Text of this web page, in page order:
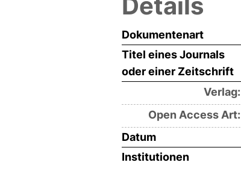
Dokumentenart
Titel eines Journals
oder einer Zeitschrift
Verlag:
Open Access Art:
Datum
Institutionen